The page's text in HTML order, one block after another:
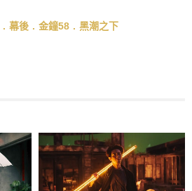
幕後 金鐘58 黑潮之下